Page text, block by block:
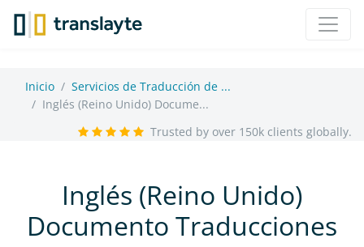
Inicio
Servicios de Traducción de ...
Inglés (Reino Unido) Docume...
Trusted by over 150k clients globally.
Inglés (Reino Unido)
Documento Traducciones